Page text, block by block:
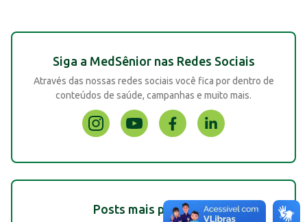
Siga a MedSênior nas Redes Sociais
Através das nossas redes sociais você fica por dentro de
conteúdos de saúde, campanhas e muito mais.
Posts mais populares